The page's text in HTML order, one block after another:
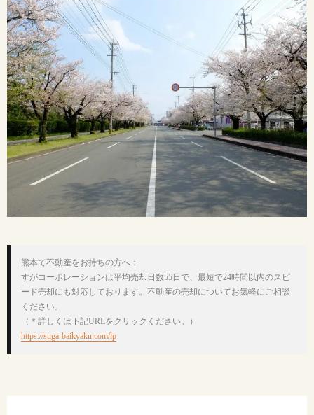
熊本で不動産をお持ちの方へ：
すがコーポレーションは平均売却日数55日で、最短で24時間以内のスピ
ード売却にも対応しております。不動産の売却についてお気軽にご相談
ください。
https://suga-baikyaku.com/lp